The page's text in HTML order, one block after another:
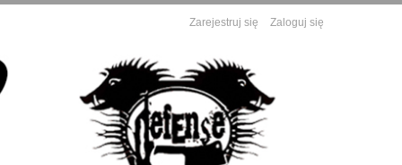
Zarejestruj się Zaloguj się